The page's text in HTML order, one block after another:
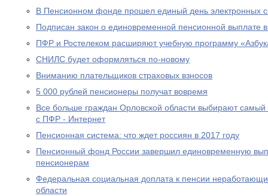
В Пенсионном фонде прошел единый день электронных
Подписан закон о единовременной пенсионной выплате
ПФР и Ростелеком расширяют учебную программу
СНИЛС будет оформляться по-новому
Вниманию плательщиков страховых взносов
5 000 рублей пенсионеры получат вовремя
Все больше граждан Орловской области выбирают
с ПФР - Интернет
Пенсионная система: что ждет россиян в 2017 году
Пенсионный фонд России завершил единовременную
пенсионерам
Федеральная социальная доплата к пенсии
области